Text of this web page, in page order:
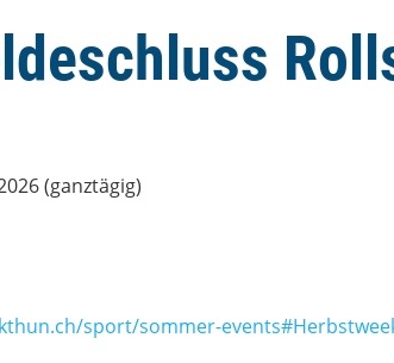
(ganztägig)
sport/sommer-